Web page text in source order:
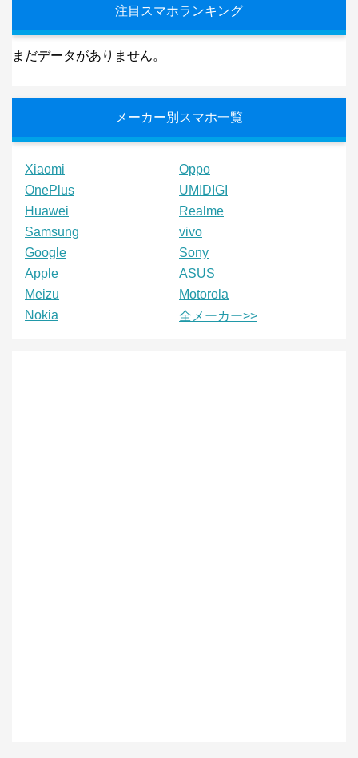
注目スマホランキング
まだデータがありません。
メーカー別スマホ一覧
Xiaomi
Oppo
OnePlus
UMIDIGI
Huawei
Realme
Samsung
vivo
Google
Sony
Apple
ASUS
Meizu
Motorola
Nokia
全メーカー>>